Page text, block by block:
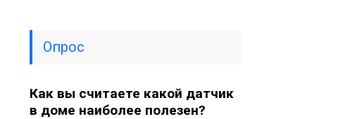
Опрос
Как вы считаете какой датчик
в доме наиболее полезен?